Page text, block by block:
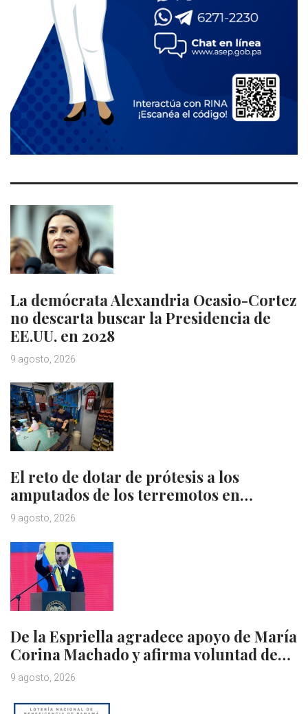
La demócrata Alexandria Ocasio-Cortez
no descarta buscar la Presidencia de
EE.UU. en 2028
9 agosto, 2026
El reto de dotar de prótesis a los
amputados de los terremotos en…
9 agosto, 2026
De la Espriella agradece apoyo de María
Corina Machado y afirma voluntad de…
9 agosto, 2026